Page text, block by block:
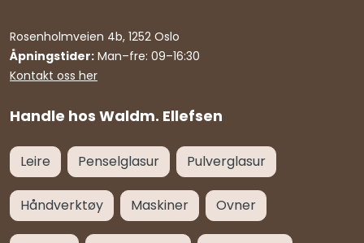
Handle hos Waldm. Ellefsen
Rosenholmveien 4b, 1252 Oslo
Åpningstider: Man–fre: 09–16:30
Kontakt oss her
Leire Penselglasur Pulverglasur
Håndverktøy Maskiner Ovner